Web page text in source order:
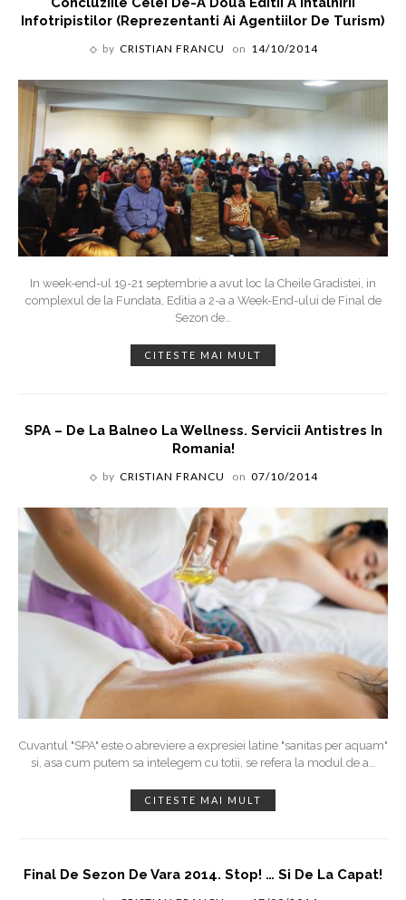
Infotripistilor (reprezentanti Ai Agentiilor De Turism)
by CRISTIAN FRANCU on 14/10/2014
In week-end-ul 19-21 septembrie a avut loc la Cheile Gradistei, in
complexul de la Fundata, Editia a 2-a a Week-End-ului de Final de
Sezon de
CITESTE MAI MULT
SPA – De La Balneo La Wellness. Servicii Antistres In
Romania!
by CRISTIAN FRANCU on 07/10/2014
Cuvantul "SPA" este o abreviere a expresiei latine "sanitas per aquam"
si, asa cum putem sa intelegem cu totii, se refera la modul de a
CITESTE MAI MULT
Final De Sezon De Vara 2014. Stop! … Si De La Capat!